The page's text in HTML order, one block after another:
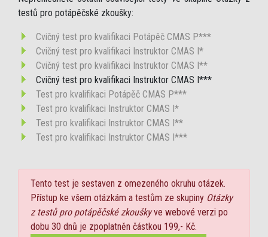
testů pro potápěčské zkoušky:
Cvičný test pro kvalifikaci Potápěč CMAS P***
Cvičný test pro kvalifikaci Instruktor CMAS I*
Cvičný test pro kvalifikaci Instruktor CMAS I**
Cvičný test pro kvalifikaci Instruktor CMAS I***
Test pro kvalifikaci Potápěč CMAS P***
Test pro kvalifikaci Instruktor CMAS I*
Test pro kvalifikaci Instruktor CMAS I**
Test pro kvalifikaci Instruktor CMAS I***
Tento test je sestaven z omezeného okruhu otázek.
Přístup ke všem otázkám a testům ze skupiny Otázky
z testů pro potápěčské zkouškyve webové verzi po
dobu 30 dnů je zpoplatněn částkou 199,- Kč.